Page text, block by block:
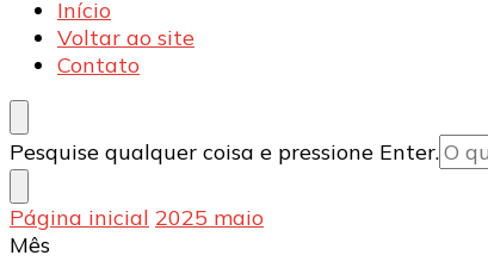
Armecânica
Blog
Início
Voltar ao site
Contato
Procurando
algo?
Pesquise qualquer coisa e pressione Enter.
Página inicial 2025 maio
Mês